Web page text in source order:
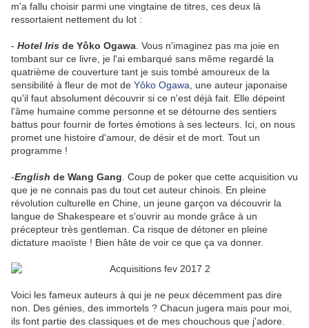
m'a fallu choisir parmi une vingtaine de titres, ces deux là
ressortaient nettement du lot :
- Hotel Iris de Yôko Ogawa . Vous n'imaginez pas ma joie en
tombant sur ce livre, je l'ai embarqué sans même regardé la
quatrième de couverture tant je suis tombé amoureux de la
sensibilité à fleur de mot de Yôko Ogawa , une auteur japonaise
qu'il faut absolument découvrir si ce n'est déjà fait. Elle dépeint
l'âme humaine comme personne et se détourne des sentiers
battus pour fournir de fortes émotions à ses lecteurs. Ici, on nous
promet une histoire d'amour, de désir et de mort. Tout un
programme !
-English de Wang Gang . Coup de poker que cette acquisition vu
que je ne connais pas du tout cet auteur chinois. En pleine
révolution culturelle en Chine, un jeune garçon va découvrir la
langue de Shakespeare et s'ouvrir au monde grâce à un
précepteur très gentleman. Ca risque de détoner en pleine
dictature maoïste ! Bien hâte de voir ce que ça va donner.
Voici les fameux auteurs à qui je ne peux décemment pas dire
non. Des génies, des immortels ? Chacun jugera mais pour moi,
ils font partie des classiques et de mes chouchous que j'adore.